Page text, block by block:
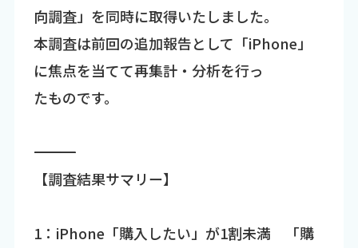
向調査」を同時に取得いたしました。
本調査は前回の追加報告として「iPhone」
に焦点を当てて再集計・分析を行っ
たものです。
―――――――――――――――――――――――――――――――――――
【調査結果サマリー】
1：iPhone「購入したい」が1割未満 「購